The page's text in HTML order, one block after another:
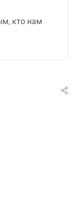
кто нам